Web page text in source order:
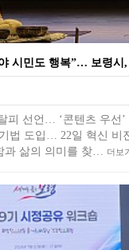
시민도 행복”… 보령
피 선언… ‘콘텐츠 우선’
법 도입… 22일 혁신 비
과 삶의 의미를 찾… 더보기